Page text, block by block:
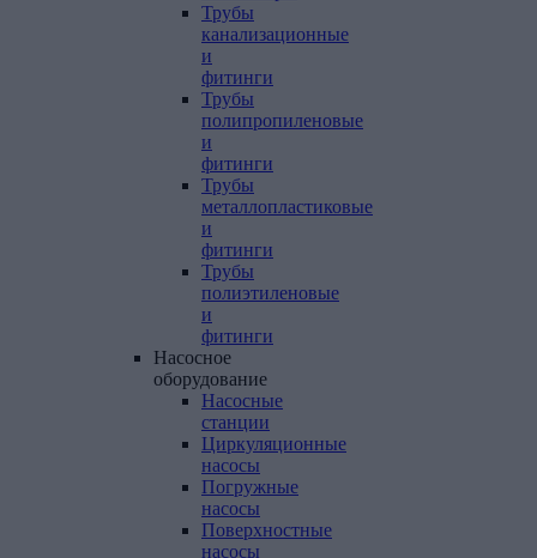
Трубы
канализационные
и
фитинги
Трубы
полипропиленовые
и
фитинги
Трубы
металлопластиковые
и
фитинги
Трубы
полиэтиленовые
и
фитинги
Насосное
оборудование
Насосные
станции
Циркуляционные
насосы
Погружные
насосы
Поверхностные
насосы